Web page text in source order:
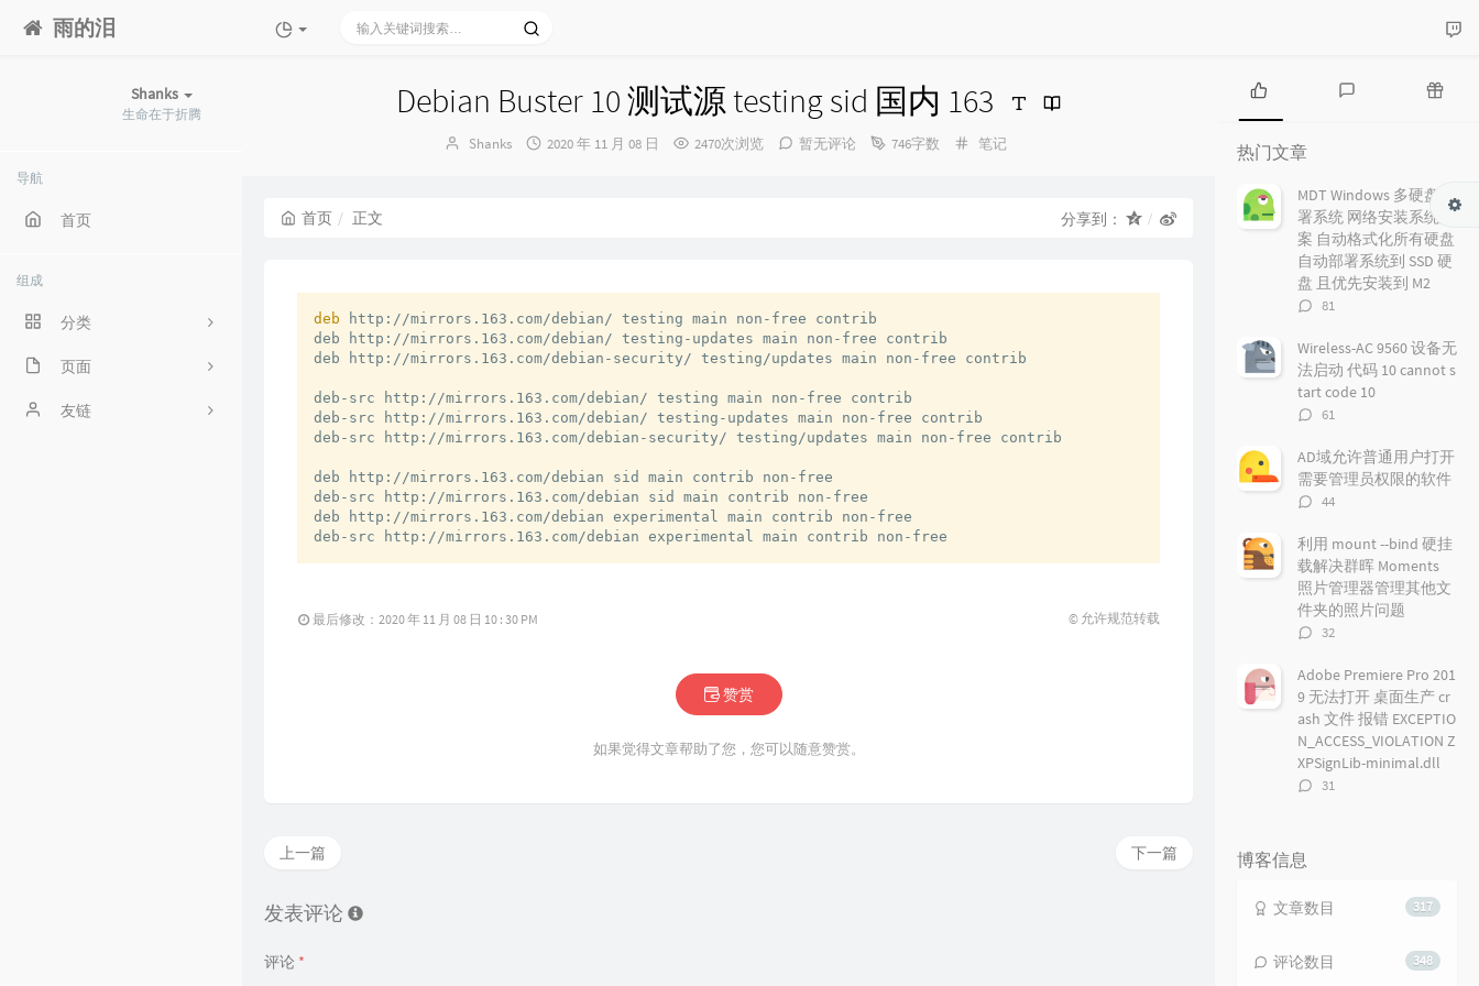
雨的泪
Shanks
生命在于折腾
导航
首页
组成
分类
331
3
页面
关于我
友链
Debian Buster 10 测试源 testing sid 国内 163
博
Shanks
发
2020 年 11 月 08 日 2470次浏览 暂无评论 746字数
分
笔记
首页 正文 分享到：
deb http://mirrors.163.com/debian/ testing main non-free contrib
deb http://mirrors.163.com/debian/ testing-updates main non-free contrib
deb http://mirrors.163.com/debian-security/ testing/updates main non-free contrib
deb-src http://mirrors.163.com/debian/ testing main non-free contrib
deb-src http://mirrors.163.com/debian/ testing-updates main non-free contrib
deb-src http://mirrors.163.com/debian-security/ testing/updates main non-free contrib
deb http://mirrors.163.com/debian sid main contrib non-free
deb-src http://mirrors.163.com/debian sid main contrib non-free
deb http://mirrors.163.com/debian experimental main contrib non-free
deb-src http://mirrors.163.com/debian experimental main contrib non-free
最后修改：2020 年 11 月 08 日 10 : 30 PM © 允许规范转载
赞赏
如果觉得文章帮助了您，您可以随意赞赏。
下一篇
上一篇
发表评论
评论 *
热
门
文
章
论
章
热门文章
MDT Windows 多硬盘部
署系统 网络安装系统方
案 自动格式化所有硬盘
自动部署系统到 SSD 硬
盘 且优先安装到 M2
评
数：
81
Wireless-AC 9560 设备无
法启动 代码 10 cannot s
tart code 10
评
数：
61
AD域允许普通用户打开
需要管理员权限的软件
评
数：
44
利用 mount --bind 硬挂
载解决群晖 Moments
照片管理器管理其他文
件夹的照片问题
评
数：
32
Adobe Premiere Pro 201
9 无法打开 桌面生产 cr
ash 文件 报错 EXCEPTIO
N_ACCESS_VIOLATION Z
XPSignLib-minimal.dll
评
31
博客信息
317
文章数目
348
评论数目